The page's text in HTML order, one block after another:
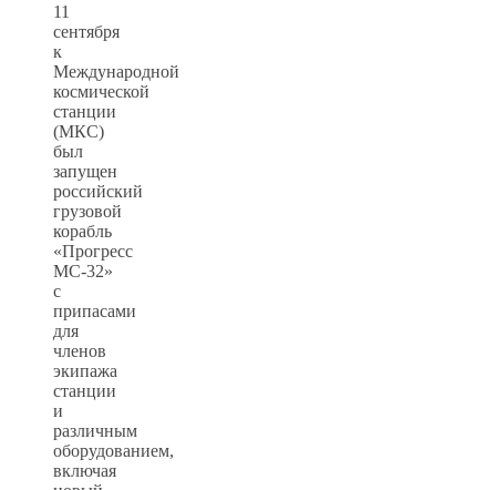
11
сентября
к
Международной
космической
станции
(МКС)
был
запущен
российский
грузовой
корабль
«Прогресс
МС-32»
с
припасами
для
членов
экипажа
станции
и
различным
оборудованием,
включая